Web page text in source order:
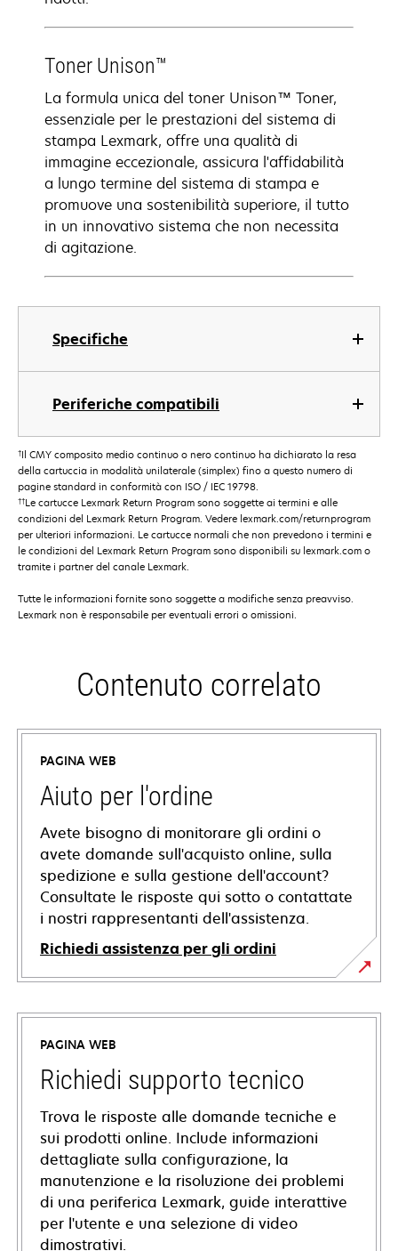
Specifiche
Periferiche compatibili
Toner Unison™
La formula unica del toner Unison™ Toner,
essenziale per le prestazioni del sistema di
stampa Lexmark, offre una qualità di
immagine eccezionale, assicura l'affidabilità
a lungo termine del sistema di stampa e
promuove una sostenibilità superiore, il tutto
in un innovativo sistema che non necessita
di agitazione.
†Il CMY composito medio continuo o nero continuo ha dichiarato la resa
della cartuccia in modalità unilaterale (simplex) fino a questo numero di
pagine standard in conformità con ISO / IEC 19798.
††Le cartucce Lexmark Return Program sono soggette ai termini e alle
condizioni del Lexmark Return Program. Vedere lexmark.com/returnprogram
per ulteriori informazioni. Le cartucce normali che non prevedono i termini e
le condizioni del Lexmark Return Program sono disponibili su lexmark.com o
tramite i partner del canale Lexmark.
Tutte le informazioni fornite sono soggette a modifiche senza preavviso.
Lexmark non è responsabile per eventuali errori o omissioni.
Contenuto correlato
PAGINA WEB
Aiuto per l'ordine
Avete bisogno di monitorare gli ordini o
avete domande sull'acquisto online, sulla
spedizione e sulla gestione dell'account?
Consultate le risposte qui sotto o contattate
i nostri rappresentanti dell'assistenza.
Richiedi assistenza per gli ordini
PAGINA WEB
Richiedi supporto tecnico
Trova le risposte alle domande tecniche e
sui prodotti online. Include informazioni
dettagliate sulla configurazione, la
manutenzione e la risoluzione dei problemi
di una periferica Lexmark, guide interattive
per l'utente e una selezione di video
dimostrativi.